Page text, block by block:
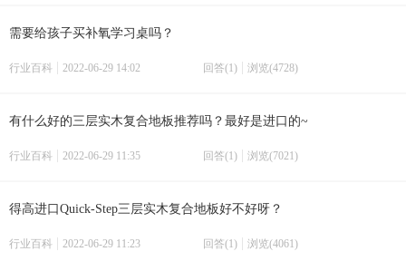
需要给孩子买补氧学习桌吗？
行业百科 2022-06-29 14:02 回答(1) 浏览(4728)
有什么好的三层实木复合地板推荐吗？最好是进口的~
行业百科 2022-06-29 11:35 回答(1) 浏览(7021)
得高进口Quick-Step三层实木复合地板好不好呀？
行业百科 2022-06-29 11:23 回答(1) 浏览(4061)